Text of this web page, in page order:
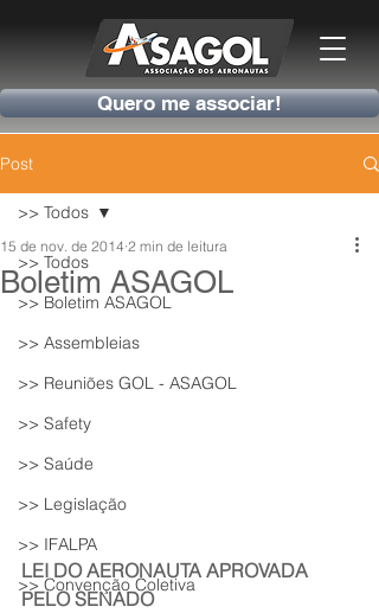
Quero me associar!
Post
>> Todos
>> Boletim ASAGOL
>> Assembleias
>> Reuniões GOL - ASAGOL
>> Safety
>> Saúde
>> Legislação
>> IFALPA
>> Convenção Coletiva
>> Todos
Boletim ASAGOL
15 de nov. de 2014 2 min de leitura
LEI DO AERONAUTA APROVADA
PELO SENADO